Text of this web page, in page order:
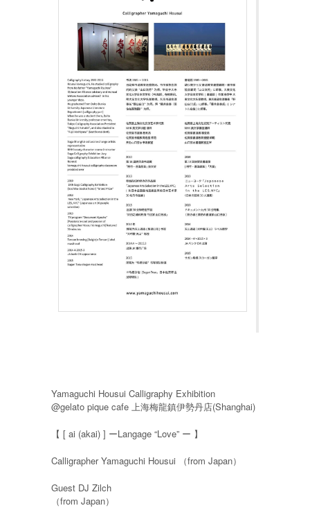
Yamaguchi Housui Calligraphy Exhibition
@gelato pique cafe 上海梅龍鎮伊勢丹店(Shanghai)
【 [ ai (akai) ] ーLangage “Love” ー 】
Calligrapher Yamaguchi Housui （from Japan）
Guest DJ Zilch
（from Japan）